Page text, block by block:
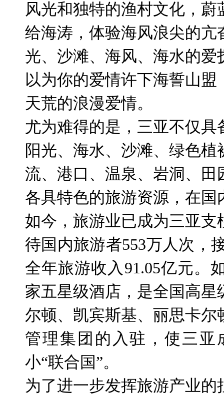
风光和独特的渔村文化，
给海涛，体验海风浪尖的
光、沙滩、海风、海水的
以为你的爱情许下海誓山
天荒的浪漫爱情。
尤为难得的是，三亚不仅
阳光、海水、沙滩、绿色
流、港口、温泉、岩洞、
各具特色的旅游资源，在国
如今，旅游业已成为三亚支
待国内旅游者553万人次，
全年旅游收入 91.05亿元。
家五星级酒店，是全国高
尔顿、凯宾斯基、丽思卡
管理集团的入驻，使三
小“联合国”。
为了进一步发挥旅游产业